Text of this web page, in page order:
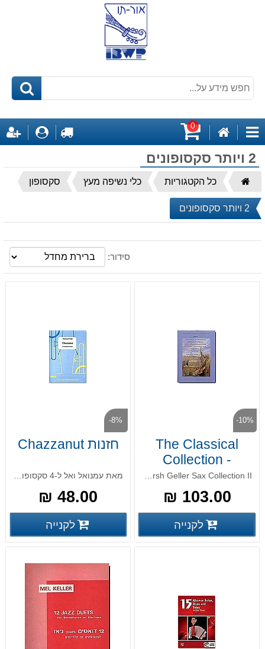
קטגוריותהבית
עגלת
קניות
0 לקופה
2 ויותר סקסופונים
דף
הבית
כל הקטגוריות כלי נשיפה מעץ סקסופון
2 ויותר סקסופונים
סידור:
-10%
The Classical
Collection -
Corelli
The Gersh Geller Sax Collection II
103.00 ₪
פרטים נוספים פרטים נוספים לקנייה
-8%
חזנות Chazzanut
מאת עמנואל ואל ל-4 סקסופונים
48.00 ₪
פרטים נוספים
לקנייה